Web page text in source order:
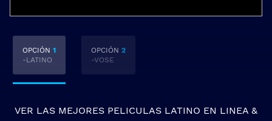
OPCIÓN 1
-LATINO
OPCIÓN 2
-VOSE
VER LAS MEJORES PELICULAS LATINO EN LINEA &